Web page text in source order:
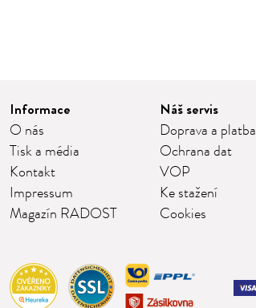
Informace
O nás
Tisk a média
Kontakt
Impressum
Magazín RADOST
Náš servis
Doprava a platba
Ochrana dat
VOP
Ke stažení
Cookies